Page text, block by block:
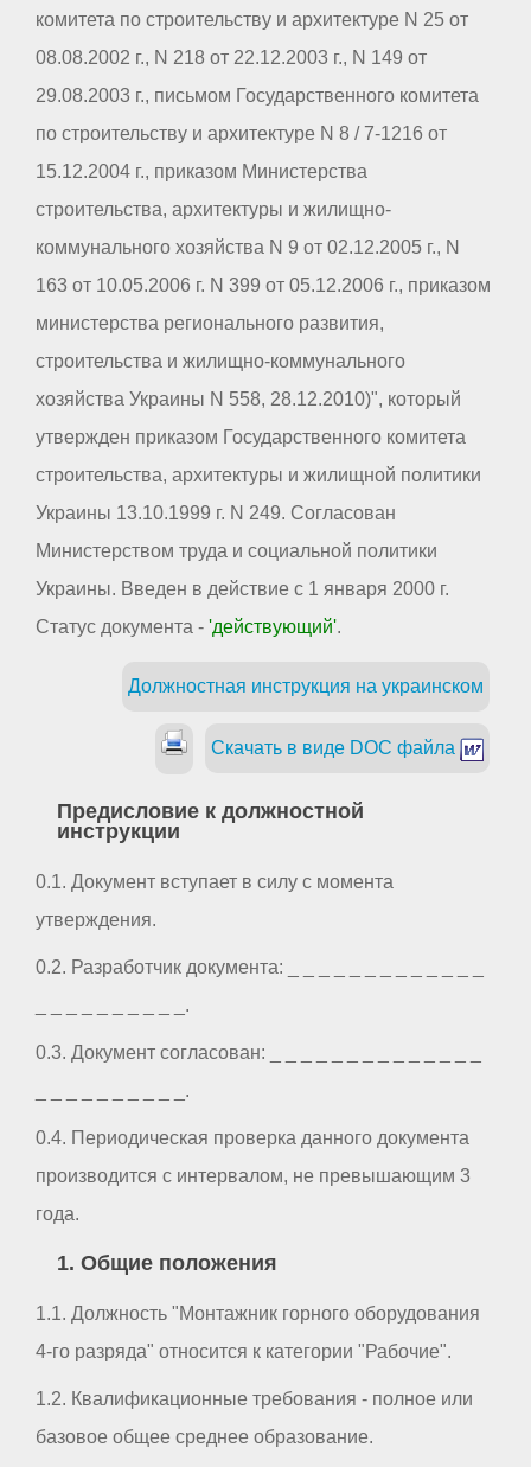
комитета по строительству и архитектуре N 25 от
08.08.2002 г., N 218 от 22.12.2003 г., N 149 от
29.08.2003 г., письмом Государственного комитета
по строительству и архитектуре N 8 / 7-1216 от
15.12.2004 г., приказом Министерства
строительства, архитектуры и жилищно-
коммунального хозяйства N 9 от 02.12.2005 г., N
163 от 10.05.2006 г. N 399 от 05.12.2006 г., приказом
министерства регионального развития,
строительства и жилищно-коммунального
хозяйства Украины N 558, 28.12.2010)", который
утвержден приказом Государственного комитета
строительства, архитектуры и жилищной политики
Украины 13.10.1999 г. N 249. Согласован
Министерством труда и социальной политики
Украины. Введен в действие с 1 января 2000 г.
Статус документа - 'действующий'.
Должностная инструкция на украинском
Скачать в виде DOC файла
Предисловие к должностной
инструкции
0.1. Документ вступает в силу с момента
утверждения.
0.2. Разработчик документа: _ _ _ _ _ _ _ _ _ _ _ _ _
_ _ _ _ _ _ _ _ _ _.
0.3. Документ согласован: _ _ _ _ _ _ _ _ _ _ _ _ _ _
_ _ _ _ _ _ _ _ _ _.
0.4. Периодическая проверка данного документа
производится с интервалом, не превышающим 3
года.
1. Общие положения
1.1. Должность "Монтажник горного оборудования
4-го разряда" относится к категории "Рабочие".
1.2. Квалификационные требования - полное или
базовое общее среднее образование.